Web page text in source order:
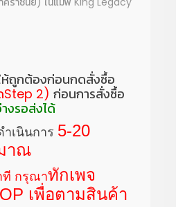
ห้ถูกต้องก่อนกดสั่งซื้อ
Step 2) ก่อนการสั่งซื้อ
งรอส่งได้
เนินการ 5-20
าณ
ที กรุณาทักเพจ
เพื่อตามสินค้า